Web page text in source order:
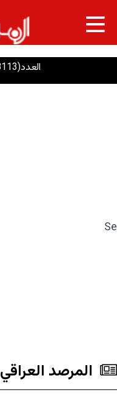
× العدد(8113 ) من مجلة المرصد التحليلية والتوثيقية
المرصد العراقي